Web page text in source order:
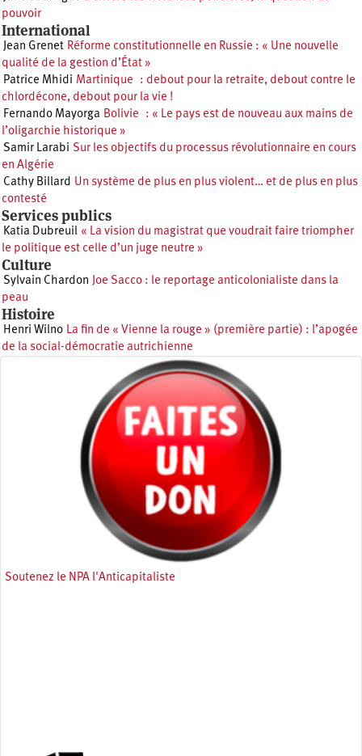
pouvoir
International
Jean Grenet Réforme constitutionnelle en Russie : « Une nouvelle
qualité de la gestion d’État »
Patrice Mhidi Martinique : debout pour la retraite, debout contre le
chlordécone, debout pour la vie !
Fernando Mayorga Bolivie : « Le pays est de nouveau aux mains de
l’oligarchie historique »
Samir Larabi Sur les objectifs du processus révolutionnaire en cours
en Algérie
Cathy Billard Un système de plus en plus violent… et de plus en plus
contesté
Services publics
Katia Dubreuil « La vision du magistrat que voudrait faire triompher
le politique est celle d’un juge neutre »
Culture
Sylvain Chardon Joe Sacco : le reportage anticolonialiste dans la
peau
Histoire
Henri Wilno La fin de « Vienne la rouge » (première partie) : l’apogée
de la social-démocratie autrichienne
Soutenez le NPA l'Anticapitaliste